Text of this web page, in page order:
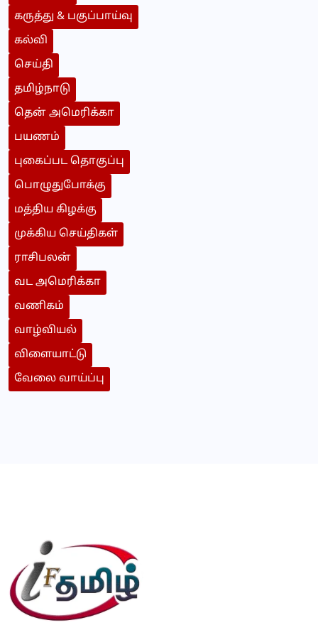
கருத்து & பகுப்பாய்வு
கல்வி
செய்தி
தமிழ்நாடு
தென் அமெரிக்கா
பயணம்
புகைப்பட தொகுப்பு
பொழுதுபோக்கு
மத்திய கிழக்கு
முக்கிய செய்திகள்
ராசிபலன்
வட அமெரிக்கா
வணிகம்
வாழ்வியல்
விளையாட்டு
வேலை வாய்ப்பு